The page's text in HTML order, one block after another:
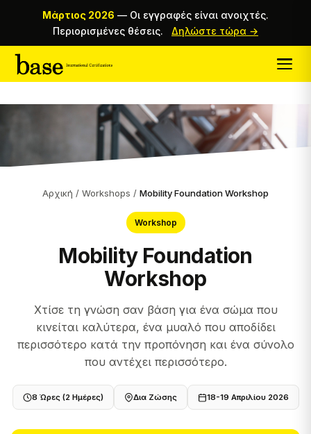
Μάρτιος 2026 — Οι εγγραφές είναι ανοιχτές.
Περιορισμένες θέσεις.
Δηλώστε τώρα →
Αρχική / Workshops / Mobility Foundation Workshop
Workshop
Mobility Foundation
Workshop
Χτίσε τη γνώση σαν βάση για ένα σώμα που
κινείται καλύτερα, ένα μυαλό που αποδίδει
περισσότερο κατά την προπόνηση και ένα σύνολο
που αντέχει περισσότερο.
8 Ώρες (2 Ημέρες) Δια Ζώσης 18-19 Απριλίου 2026